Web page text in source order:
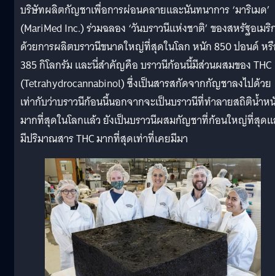
บริษัทผลิตกัญชาเพื่อการผ่อนคลายและนันทนาการ ‘มาริเมด’
(MariMed Inc.) ร่วมฉลอง ‘วันบราวนีแห่งชาติ’ ของสหรัฐอเมริ
ด้วยการผลิตบราวนีขนาดใหญ่ที่สุดในโลก หนัก 850 ปอนด์ ห
385 กิโลกรัม และนี่สำคัญคือ บราวนีก้อนนี้มีส่วนผสมของ THC
(Tetrahydrocannabinol) ซึ่งเป็นสารสกัดจากกัญชาลงไปด้วย
เท่ากับว่าบราวนีก้อนนี้นอกจากจะเป็นบราวนีที่ทำลายสถิติน้ำห
มากที่สุดในโลกแล้ว ยังเป็นบราวนีผสมกัญชาที่ก้อนใหญ่ที่สุด
มีปริมาณสาร THC มากที่สุดเท่าที่เคยมีมา